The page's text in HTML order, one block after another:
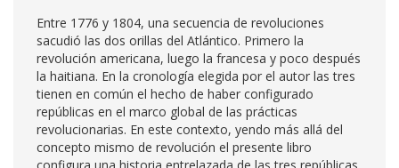
Entre 1776 y 1804, una secuencia de revoluciones
sacudió las dos orillas del Atlántico. Primero la
revolución americana, luego la francesa y poco después
la haitiana. En la cronología elegida por el autor las tres
tienen en común el hecho de haber configurado
repúblicas en el marco global de las prácticas
revolucionarias. En este contexto, yendo más allá del
concepto mismo de revolución el presente libro